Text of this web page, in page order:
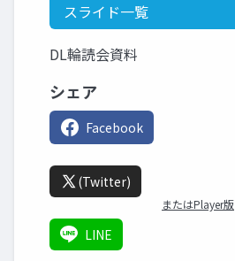
スライド一覧
DL輪読会資料
シェア
Facebook
(Twitter)
またはPlayer版
LINE